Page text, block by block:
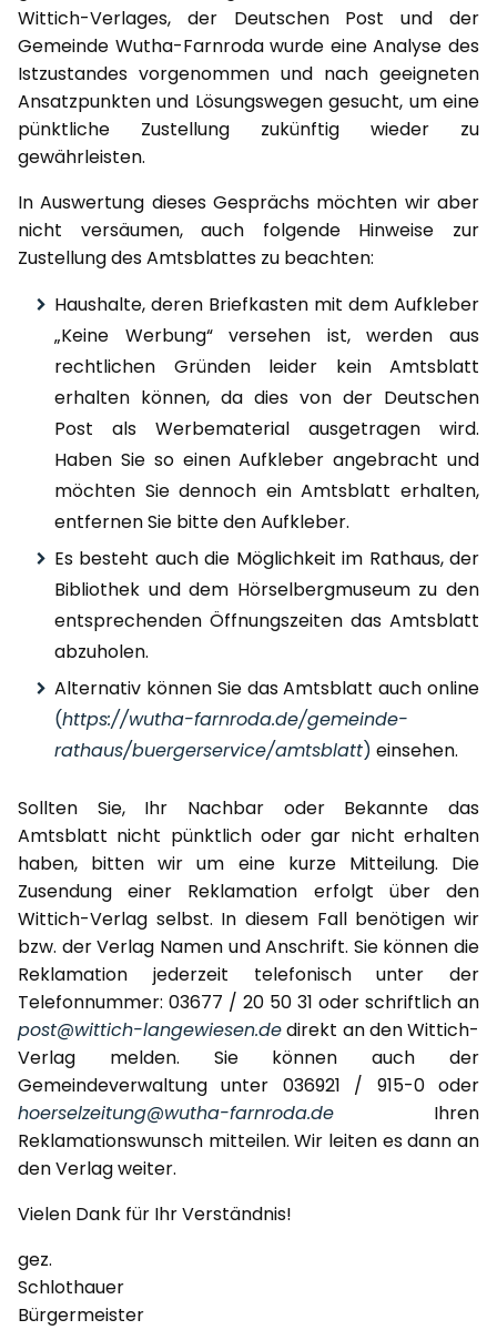
Wittich-Verlages, der Deutschen Post und der
Gemeinde Wutha-Farnroda wurde eine Analyse des
Istzustandes vorgenommen und nach geeigneten
Ansatzpunkten und Lösungswegen gesucht, um eine
pünktliche Zustellung zukünftig wieder zu
gewährleisten.
In Auswertung dieses Gesprächs möchten wir aber
nicht versäumen, auch folgende Hinweise zur
Zustellung des Amtsblattes zu beachten:
Haushalte, deren Briefkasten mit dem Aufkleber
„Keine Werbung“ versehen ist, werden aus
rechtlichen Gründen leider kein Amtsblatt
erhalten können, da dies von der Deutschen
Post als Werbematerial ausgetragen wird.
Haben Sie so einen Aufkleber angebracht und
möchten Sie dennoch ein Amtsblatt erhalten,
entfernen Sie bitte den Aufkleber.
Es besteht auch die Möglichkeit im Rathaus, der
Bibliothek und dem Hörselbergmuseum zu den
entsprechenden Öffnungszeiten das Amtsblatt
abzuholen.
Alternativ können Sie das Amtsblatt auch online
(https://wutha-farnroda.de/gemeinde-
rathaus/buergerservice/amtsblatt) einsehen.
Sollten Sie, Ihr Nachbar oder Bekannte das
Amtsblatt nicht pünktlich oder gar nicht erhalten
haben, bitten wir um eine kurze Mitteilung. Die
Zusendung einer Reklamation erfolgt über den
Wittich-Verlag selbst. In diesem Fall benötigen wir
bzw. der Verlag Namen und Anschrift. Sie können die
Reklamation jederzeit telefonisch unter der
Telefonnummer: 03677 / 20 50 31 oder schriftlich an
post@wittich-langewiesen.dedirekt an den Wittich-
Verlag melden. Sie können auch der
Gemeindeverwaltung unter 036921 / 915-0 oder
hoerselzeitung@wutha-farnroda.de Ihren
Reklamationswunsch mitteilen. Wir leiten es dann an
den Verlag weiter.
Vielen Dank für Ihr Verständnis!
gez.
Schlothauer
Bürgermeister